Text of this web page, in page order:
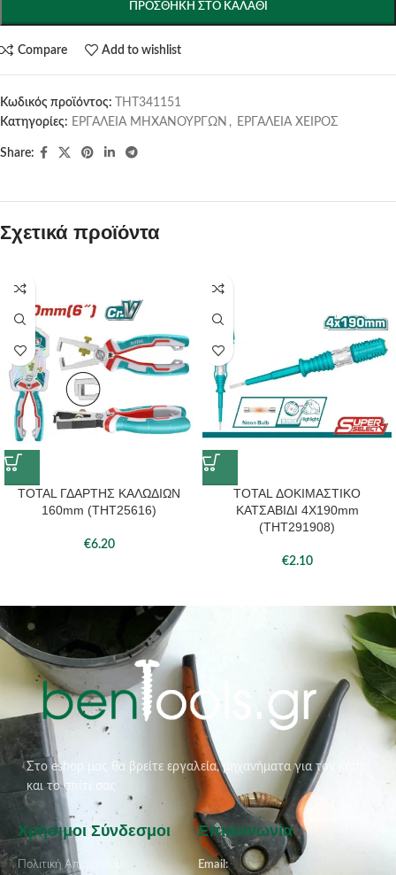
ΠΡΟΣΘΉΚΗ ΣΤΟ ΚΑΛΆΘΙ
Compare Add to wishlist
Κωδικός προϊόντος:
THT341151
Κατηγορίες: ΕΡΓΑΛΕΙΑ ΜΗΧΑΝΟΥΡΓΩΝ , ΕΡΓΑΛΕΙΑ ΧΕΙΡΟΣ
Share:
Σχετικά προϊόντα
TOTAL ΓΔΑΡΤΗΣ ΚΑΛΩΔΙΩΝ
160mm (THT25616)
€6.20
TOTAL ΔΟΚΙΜΑΣΤΙΚΟ
ΚΑΤΣΑΒΙΔΙ 4X190mm
(THT291908)
€2.10
Στο eshop μας θα βρείτε εργαλεία, μηχανήματα για τον κήπο
και το σπίτι σας
Χρήσιμοι Σύνδεσμοι
Πολιτική Απορρήτου
Επικοινωνία
Email: